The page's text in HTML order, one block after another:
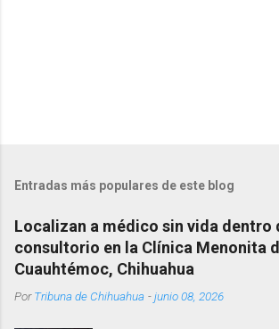
Entradas más populares de este blog
Localizan a médico sin vida dentro
consultorio en la Clínica Menonita
Cuauhtémoc, Chihuahua
PorTribuna de Chihuahua -junio 08, 2026